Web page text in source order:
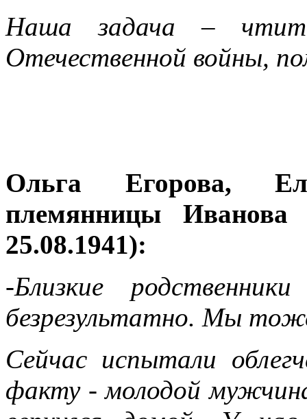
Наша задача – чтить
Отечественной войны,
Ольга Егорова,
племянницы Иванова
25.08.1941):
-Близкие
безрезультатно. Мы
Сейчас испытали
факту - молодой